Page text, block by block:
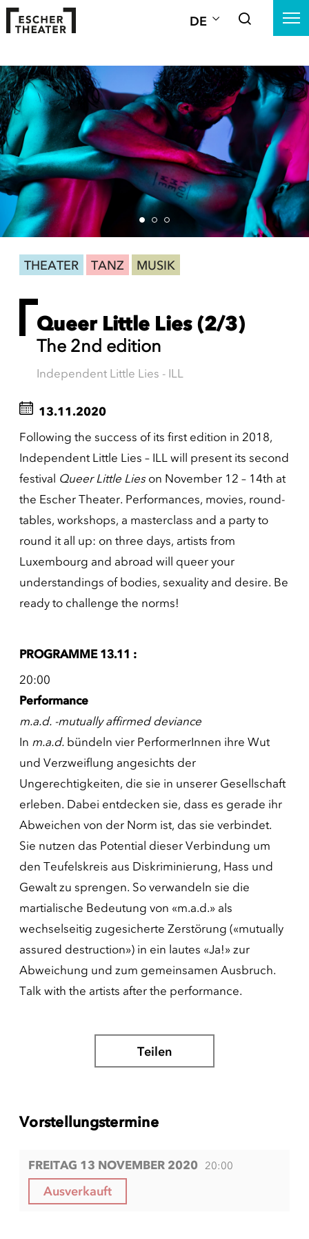
DE
THEATER TANZ MUSIK
Queer Little Lies (2/3)
The 2nd edition
Independent Little Lies - ILL
13.11.2020
Following the success of its first edition in 2018,
Independent Little Lies – ILL will present its second
festival Queer Little Lieson November 12 – 14th at
the Escher Theater. Performances, movies, round-
tables, workshops, a masterclass and a party to
round it all up: on three days, artists from
Luxembourg and abroad will queer your
understandings of bodies, sexuality and desire. Be
ready to challenge the norms!
PROGRAMME 13.11 :
20:00
Performance
m.a.d. -mutually affirmed deviance
In m.a.d. bündeln vier PerformerInnen ihre Wut
und Verzweiflung angesichts der
Ungerechtigkeiten, die sie in unserer Gesellschaft
erleben. Dabei entdecken sie, dass es gerade ihr
Abweichen von der Norm ist, das sie verbindet.
Sie nutzen das Potential dieser Verbindung um
den Teufelskreis aus Diskriminierung, Hass und
Gewalt zu sprengen. So verwandeln sie die
martialische Bedeutung von «m.a.d.» als
wechselseitig zugesicherte Zerstörung («mutually
assured destruction») in ein lautes «Ja!» zur
Abweichung und zum gemeinsamen Ausbruch.
Talk with the artists after the performance.
Teilen
Vorstellungstermine
FREITAG 13 NOVEMBER 2020 20:00
Ausverkauft